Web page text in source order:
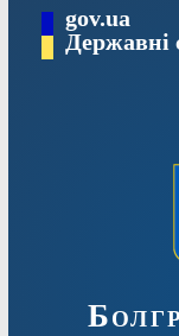
Перейтиgov.ua
Державні